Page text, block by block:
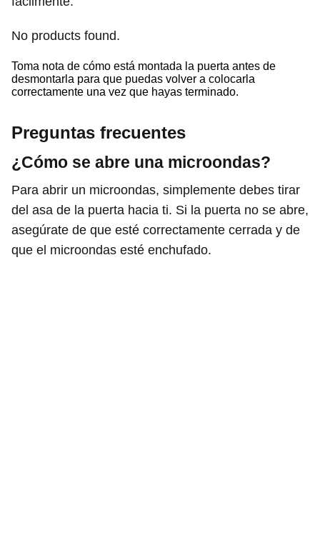
No products found.
Toma nota de cómo está montada la puerta antes de
desmontarla para que puedas volver a colocarla
correctamente una vez que hayas terminado.
Preguntas frecuentes
¿Cómo se abre una microondas?
Para abrir un microondas, simplemente debes tirar
del asa de la puerta hacia ti. Si la puerta no se abre,
asegúrate de que esté correctamente cerrada y de
que el microondas esté enchufado.